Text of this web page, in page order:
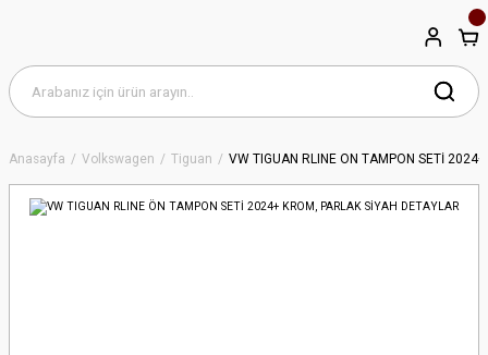
Anasayfa Volkswagen Tiguan VW TIGUAN RLINE ÖN TAMPON SETİ